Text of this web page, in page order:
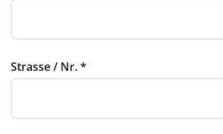
Strasse / Nr.*